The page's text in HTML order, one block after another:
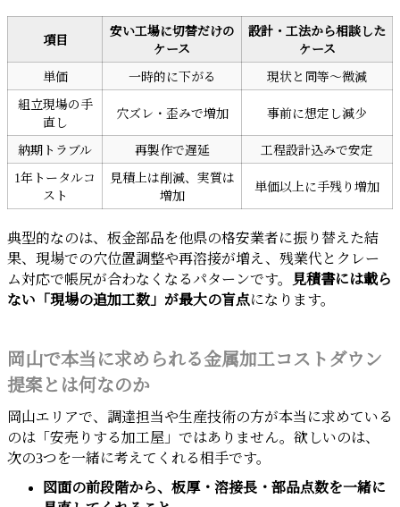
項目
安い工場に切替だけの
ケース
設計・工法から相談した
ケース
単価 一時的に下がる 現状と同等〜微減
組立現場の手
直し
穴ズレ・歪みで増加 事前に想定し減少
納期トラブル 再製作で遅延 工程設計込みで安定
1年トータルコ
スト
見積上は削減、実質は
増加
単価以上に手残り増加
典型的なのは、板金部品を他県の格安業者に振り替えた結
果、現場での穴位置調整や再溶接が増え、残業代とクレー
ム対応で帳尻が合わなくなるパターンです。
見積書には載ら
ない「現場の追加工数」が最大の盲点になります。
岡山で本当に求められる金属加工コストダウン
提案とは何なのか
岡山エリアで、調達担当や生産技術の方が本当に求めている
のは「安売りする加工屋」ではありません。欲しいのは、
次の3つを一緒に考えてくれる相手です。
図面の前段階から、板厚・溶接長・部品点数を一緒に